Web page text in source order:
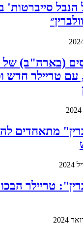
סייברטות'
(בארה"ב) של
עם טריילר חדש
מתאחדים
טריילר